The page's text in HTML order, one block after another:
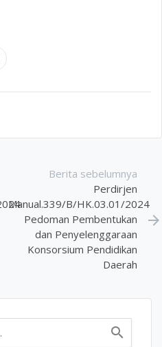
arrow_forward
Berita sebelumnya
Perdirjen
Manual.339/B/HK.03.01/2024
Pedoman Pembentukan
dan Penyelenggaraan
Konsorsium Pendidikan
Daerah
search